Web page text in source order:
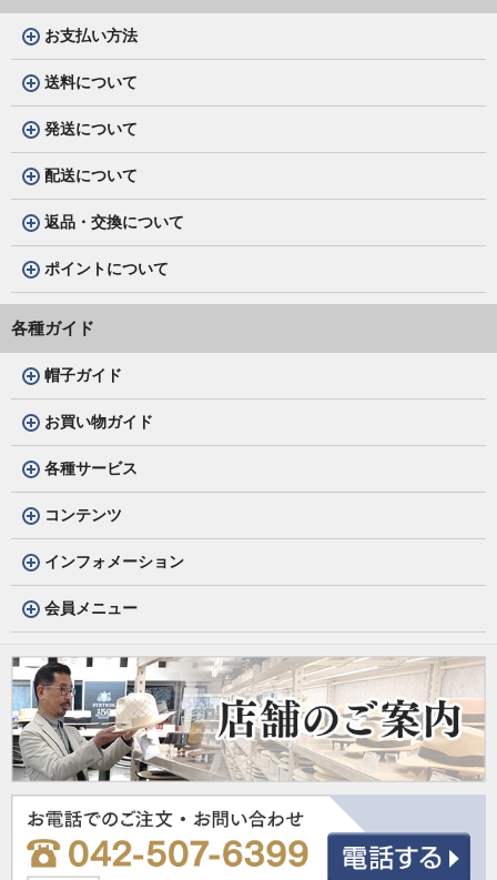
お支払い方法
送料について
発送について
配送について
返品・交換について
ポイントについて
各種ガイド
帽子ガイド
お買い物ガイド
各種サービス
コンテンツ
インフォメーション
会員メニュー